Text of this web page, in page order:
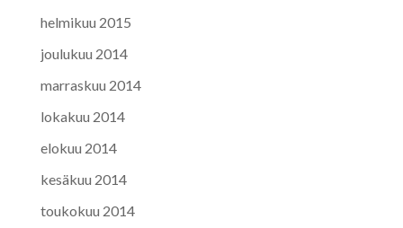
helmikuu 2015
joulukuu 2014
marraskuu 2014
lokakuu 2014
elokuu 2014
kesäkuu 2014
toukokuu 2014